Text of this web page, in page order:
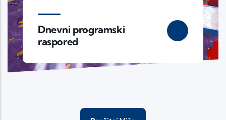
Dnevni programski
raspored